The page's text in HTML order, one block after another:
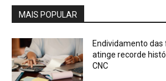
MAIS POPULAR
Endividamento
atinge recorde
CNC